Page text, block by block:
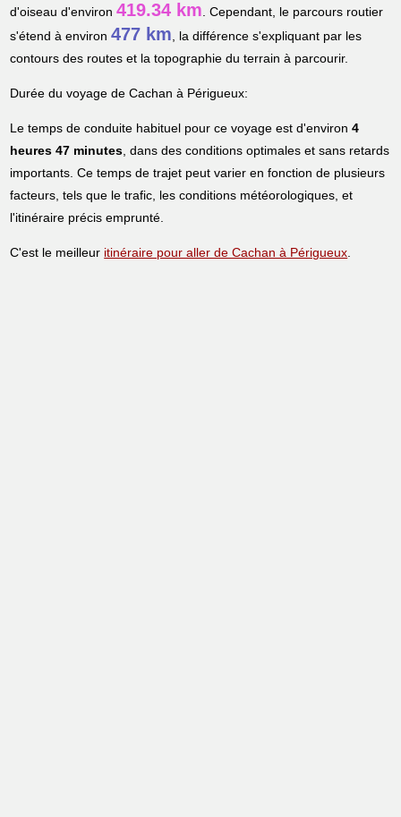
d'oiseau d'environ419.34 km. Cependant, le parcours routier
s'étend à environ477 km, la différence s'expliquant par les
contours des routes et la topographie du terrain à parcourir.
Durée du voyage de Cachan à Périgueux:
Le temps de conduite habituel pour ce voyage est d'environ4
heures 47 minutes, dans des conditions optimales et sans retards
importants. Ce temps de trajet peut varier en fonction de plusieurs
facteurs, tels que le trafic, les conditions météorologiques, et
l'itinéraire précis emprunté.
C'est le meilleur itinéraire pour aller de Cachan à Périgueux.